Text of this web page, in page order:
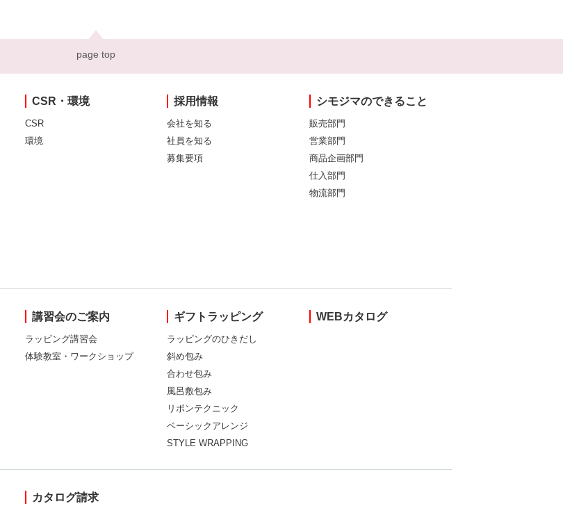
page top
CSR・環境
CSR
環境
採用情報
会社を知る
社員を知る
募集要項
シモジマのできること
販売部門
営業部門
商品企画部門
仕入部門
物流部門
講習会のご案内
ラッピング講習会
体験教室・ワークショップ
ギフトラッピング
ラッピングのひきだし
斜め包み
合わせ包み
風呂敷包み
リボンテクニック
ベーシックアレンジ
STYLE WRAPPING
WEBカタログ
カタログ請求